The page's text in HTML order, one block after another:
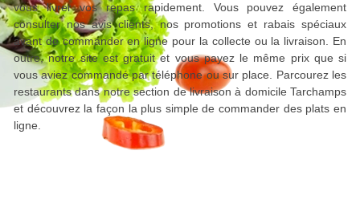
vous livrer vos repas rapidement. Vous pouvez également
consulter nos avis clients, nos promotions et rabais spéciaux
avant de commander en ligne pour la collecte ou la livraison. En
outre, notre site est gratuit et vous payez le même prix que si
vous aviez commandé par téléphone ou sur place. Parcourez les
restaurants dans notre section de livraison à domicile Tarchamps
et découvrez la façon la plus simple de commander des plats en
ligne.